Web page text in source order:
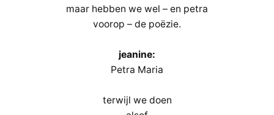
maar hebben we wel – en petra
voorop – de poëzie.
jeanine:
Petra Maria
terwijl we doen